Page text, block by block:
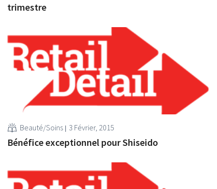
trimestre
Beauté/Soins 3 Février, 2015
Bénéfice exceptionnel pour Shiseido